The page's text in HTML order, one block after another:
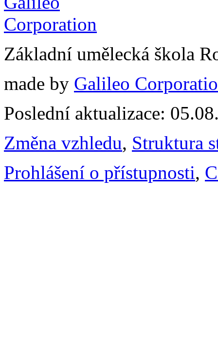
Základní umělecká škola
made by Galileo
Poslední aktualizace:
Změna vzhledu, Struktura
Prohlášení o přístupnosti,